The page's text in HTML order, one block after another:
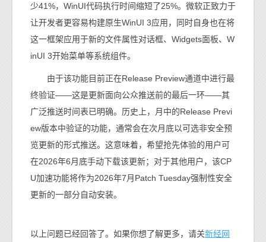
少41%，WinUI代码执行时间缩短了25%。微软正致力于
让开发者更容易构建原生WinUI 3应用，同时自身也在将
这一框架应用于新的文件属性对话框、Widgets面板、W
inUI 3开始菜单等系统组件。
由于该功能目前正在Release Preview通道中进行最
终验证——这是更新面向公众推送前的最后一环——其
广泛推送时间表已明确。历史上，月中的Release Previ
ew版本中验证的功能，通常会在次月底以可选非安全预
览更新的形式推送。这意味着，希望抢先体验的用户可
在2026年6月底手动下载该更新；对于其他用户，该CP
U加速功能将作为2026年7月Patch Tuesday强制性安全
更新的一部分自动安装。
以上问题已经回答了。如果你想了解更多，请关新经网